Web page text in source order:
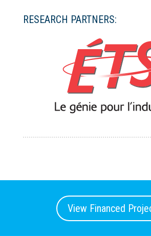
RESEARCH PARTNERS:
View Financed